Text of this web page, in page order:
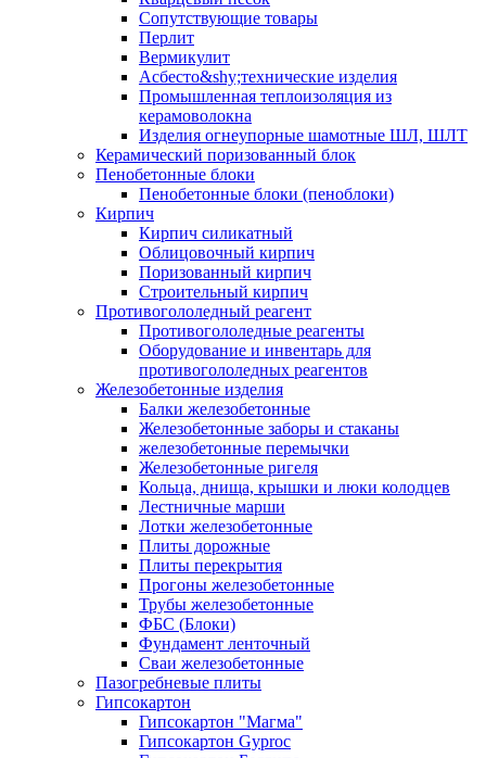
Сопутствующие товары
Перлит
Вермикулит
Асбесто&shy;технические изделия
Промышленная теплоизоляция из
керамоволокна
Изделия огнеупорные шамотные ШЛ, ШЛТ
Керамический поризованный блок
Пенобетонные блоки
Пенобетонные блоки (пеноблоки)
Кирпич
Кирпич силикатный
Облицовочный кирпич
Поризованный кирпич
Строительный кирпич
Противогололедный реагент
Противогололедные реагенты
Оборудование и инвентарь для
противогололедных реагентов
Железобетонные изделия
Балки железобетонные
Железобетонные заборы и стаканы
железобетонные перемычки
Железобетонные ригеля
Кольца, днища, крышки и люки колодцев
Лестничные марши
Лотки железобетонные
Плиты дорожные
Плиты перекрытия
Прогоны железобетонные
Трубы железобетонные
ФБС (Блоки)
Фундамент ленточный
Сваи железобетонные
Пазогребневые плиты
Гипсокартон
Гипсокартон "Магма"
Гипсокартон Gyproc